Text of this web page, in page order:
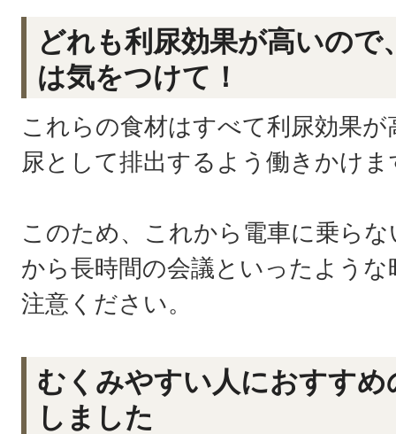
どれも利尿効果が高いの
は気をつけて！
これらの食材はすべて利尿効果
尿として排出するよう働きかけま
このため、これから電車に乗ら
から長時間の会議といったよう
注意ください。
むくみやすい人におすす
しました